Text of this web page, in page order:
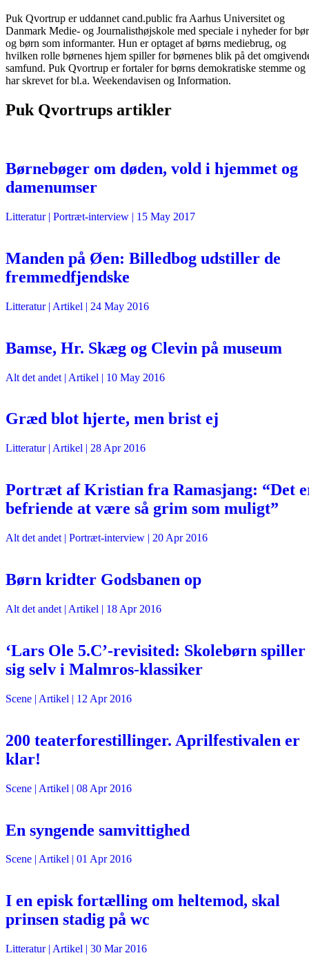
Puk Qvortrup er uddannet cand.public fra Aarhus Universitet og
Danmark Medie- og Journalisthøjskole med speciale i nyheder for
og børn som informanter. Hun er optaget af børns mediebrug, og
hvilken rolle børnenes hjem spiller for børnenes blik på det
samfund. Puk Qvortrup er fortaler for børns demokratiske stemme og
har skrevet for bl.a. Weekendavisen og Information.
Puk Qvortrups artikler
Børnebøger om døden, vold i hjemmet og
damenumser
Litteratur| Portræt-interview | 15 May 2017
Manden på Øen: Billedbog udstiller de
fremmedfjendske
Litteratur| Artikel | 24 May 2016
Bamse, Hr. Skæg og Clevin på museum
Alt det andet | Artikel | 10 May 2016
Græd blot hjerte, men brist ej
Litteratur| Artikel | 28 Apr 2016
Portræt af Kristian fra Ramasjang: “Det
befriende at være så grim som muligt”
Alt det andet | Portræt-interview | 20 Apr 2016
Børn kridter Godsbanen op
Alt det andet | Artikel | 18 Apr 2016
‘Lars Ole 5.C’-revisited: Skolebørn spiller
sig selv i Malmros-klassiker
Scene | Artikel | 12 Apr 2016
200 teaterforestillinger. Aprilfestivalen er
klar!
Scene | Artikel | 08 Apr 2016
En syngende samvittighed
Scene | Artikel | 01 Apr 2016
I en episk fortælling om heltemod, skal
prinsen stadig på wc
Litteratur| Artikel | 30 Mar 2016